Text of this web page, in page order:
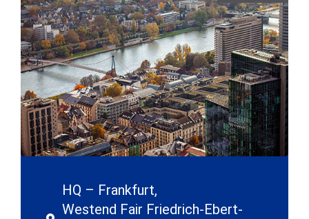
HQ – Frankfurt,
Westend Fair Friedrich-Ebert-